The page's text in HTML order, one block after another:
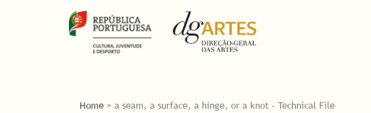
ESTÁ AQUI
Home » a seam, a surface, a hinge, or a knot - Technical File